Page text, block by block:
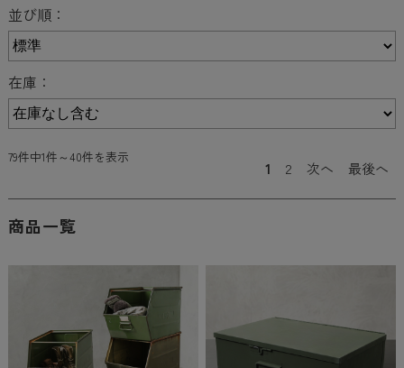
並び順：
在庫：
79件中1件～40件を表示
1 2 次へ 最後へ
商品一覧